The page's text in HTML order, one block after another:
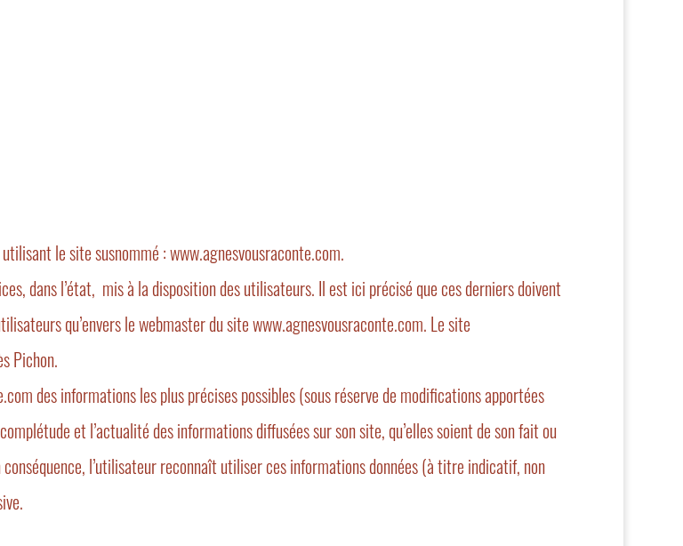
le site susnommé :www.agnesvousraconte.com.
dans l’état, mis à la disposition des utilisateurs. Il est ici précisé que ces derniers doivent
qu’envers le webmaster du site www.agnesvousraconte.com. Le site
Pichon.
des informations les plus précises possibles (sous réserve de modifications apportées
et l’actualité des informations diffusées sur son site, qu’elles soient de son fait ou
l’utilisateur reconnaît utiliser ces informations données (à titre indicatif, non